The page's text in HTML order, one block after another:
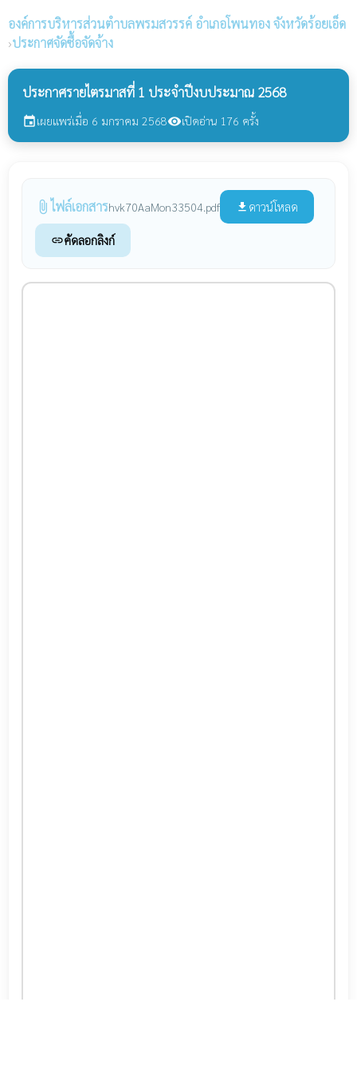
องค์การบริหารส่วนตำบลพรมสวรรค์ อำเภอโพนทอง จังหวัดร้อยเอ็ด
›ประกาศจัดซื้อจัดจ้าง
ประกาศรายไตรมาสที่ 1 ประจำปีงบประมาณ 2568
eventเผยแพร่เมื่อ 6 มกราคม 2568visibilityเปิดอ่าน 176 ครั้ง
attach_file ไฟล์เอกสารhvk70AaMon33504.pdf file_download ดาวน์โหลด
linkคัดลอกลิงก์